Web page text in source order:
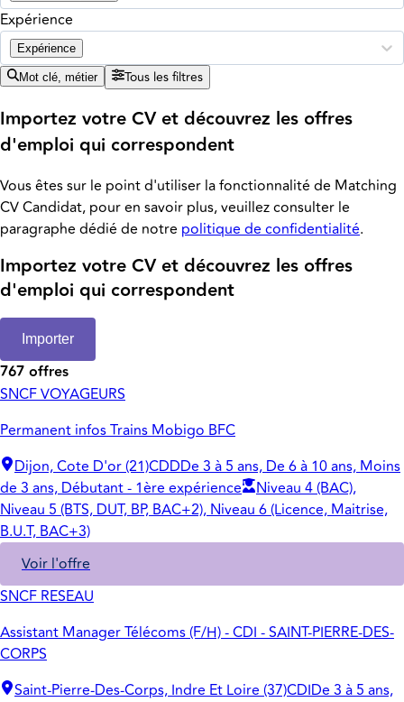
Expérience
Expérience
Mot clé, métier Tous les filtres
Importez votre CV et découvrez les offres
d'emploi qui correspondent
Vous êtes sur le point d'utiliser la fonctionnalité de Matching
CV Candidat, pour en savoir plus, veuillez consulter le
paragraphe dédié de notre politique de confidentialité.
Importez votre CV et découvrez les offres
d'emploi qui correspondent
Importer
767 offres
SNCF VOYAGEURS
Permanent infos Trains Mobigo BFC
Dijon, Cote D'or (21)CDDDe 3 à 5 ans, De 6 à 10 ans, Moins
de 3 ans, Débutant - 1ère expérience
Niveau 4 (BAC),
Niveau 5 (BTS, DUT, BP, BAC+2), Niveau 6 (Licence, Maitrise,
B.U.T, BAC+3)
Voir l'offre
SNCF RESEAU
Assistant Manager Télécoms (F/H) - CDI - SAINT-PIERRE-DES-
CORPS
Saint-Pierre-Des-Corps, Indre Et Loire (37)CDIDe 3 à 5 ans,